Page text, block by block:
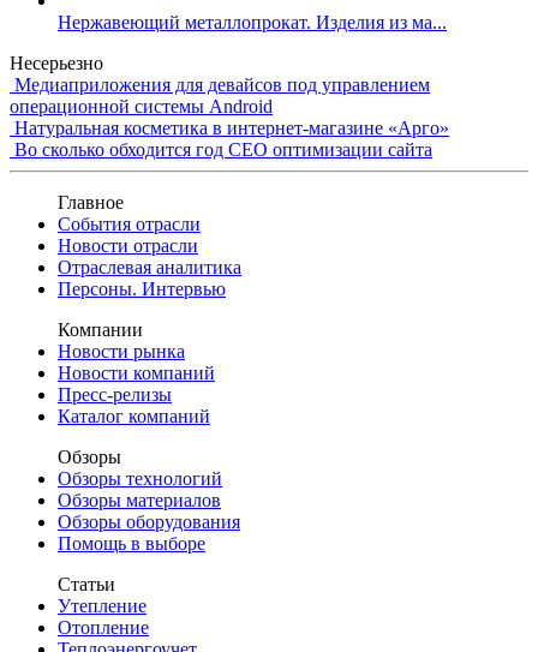
Нержавеющий металлопрокат. Изделия из ма...
Несерьезно
Медиаприложения для девайсов под управлением
операционной системы Android
Натуральная косметика в интернет-магазине «Арго»
Во сколько обходится год СЕО оптимизации сайта
Главное
События отрасли
Новости отрасли
Отраслевая аналитика
Персоны. Интервью
Компании
Новости рынка
Новости компаний
Пресс-релизы
Каталог компаний
Обзоры
Обзоры технологий
Обзоры материалов
Обзоры оборудования
Помощь в выборе
Статьи
Утепление
Отопление